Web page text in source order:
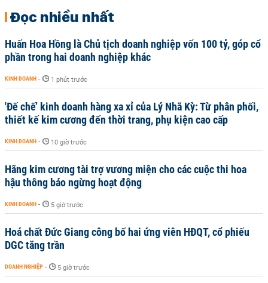
Đọc nhiều nhất
Huấn Hoa Hồng là Chủ tịch doanh nghiệp vốn 100 tỷ, góp cổ
phần trong hai doanh nghiệp khác
KINH DOANH - 1 phút trước
'Đế chế’ kinh doanh hàng xa xỉ của Lý Nhã Kỳ: Từ phân phối,
thiết kế kim cương đến thời trang, phụ kiện cao cấp
KINH DOANH - 10 giờ trước
Hãng kim cương tài trợ vương miện cho các cuộc thi hoa
hậu thông báo ngừng hoạt động
KINH DOANH - 5 giờ trước
Hoá chất Đức Giang công bố hai ứng viên HĐQT, cổ phiếu
DGC tăng trần
DOANH NGHIỆP - 5 giờ trước